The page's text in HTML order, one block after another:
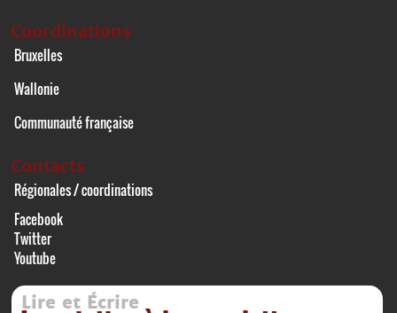
Coordinations
Bruxelles
Wallonie
Communauté française
Contacts
Régionales / coordinations
Facebook
Twitter
Youtube
Lire et Écrire